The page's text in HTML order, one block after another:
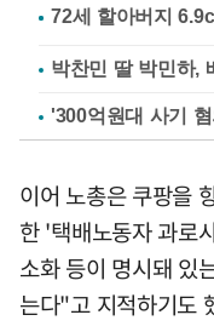
박찬민 딸 박민하,
'300억원대 사기
이어 노총은 쿠팡을
한 '택배노동자 과로
소화 등이 명시돼 있
는다"고 지적하기도